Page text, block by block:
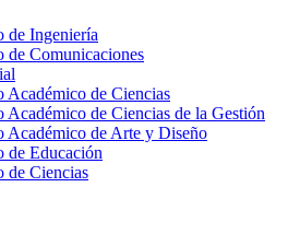
de Ingeniería
de Comunicaciones
Académico de Ciencias
Académico de Ciencias de la Gestión
Académico de Arte y Diseño
de Educación
de Ciencias